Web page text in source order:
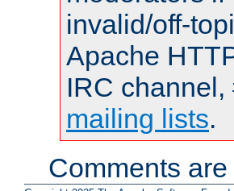
invalid/off-
Apache
IRC
mailing lists.
Comments